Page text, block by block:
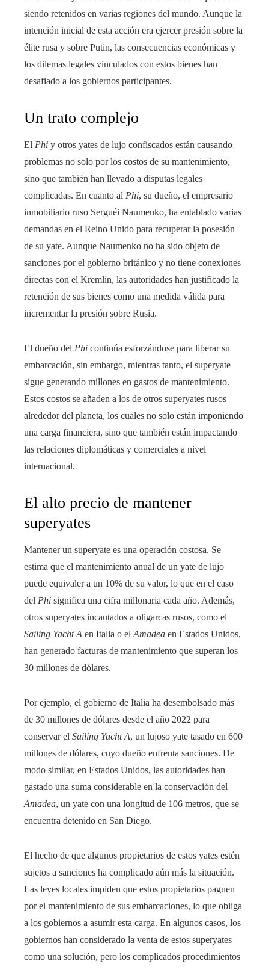
siendo retenidos en varias regiones del mundo. Aunque la
intención inicial de esta acción era ejercer presión sobre la
élite rusa y sobre Putin, las consecuencias económicas y
los dilemas legales vinculados con estos bienes han
desafiado a los gobiernos participantes.
Un trato complejo
El Phi y otros yates de lujo confiscados están causando
problemas no solo por los costos de su mantenimiento,
sino que también han llevado a disputas legales
complicadas. En cuanto al Phi, su dueño, el empresario
inmobiliario ruso Serguéi Naumenko, ha entablado varias
demandas en el Reino Unido para recuperar la posesión
de su yate. Aunque Naumenko no ha sido objeto de
sanciones por el gobierno británico y no tiene conexiones
directas con el Kremlin, las autoridades han justificado la
retención de sus bienes como una medida válida para
incrementar la presión sobre Rusia.
El dueño del Phi continúa esforzándose para liberar su
embarcación, sin embargo, mientras tanto, el superyate
sigue generando millones en gastos de mantenimiento.
Estos costos se añaden a los de otros superyates rusos
alrededor del planeta, los cuales no solo están imponiendo
una carga financiera, sino que también están impactando
las relaciones diplomáticas y comerciales a nivel
internacional.
El alto precio de mantener
superyates
Mantener un superyate es una operación costosa. Se
estima que el mantenimiento anual de un yate de lujo
puede equivaler a un 10% de su valor, lo que en el caso
del Phi significa una cifra millonaria cada año. Además,
otros superyates incautados a oligarcas rusos, como el
Sailing Yacht A en Italia o el Amadea en Estados Unidos,
han generado facturas de mantenimiento que superan los
30 millones de dólares.
Por ejemplo, el gobierno de Italia ha desembolsado más
de 30 millones de dólares desde el año 2022 para
conservar el Sailing Yacht A, un lujoso yate tasado en 600
millones de dólares, cuyo dueño enfrenta sanciones. De
modo similar, en Estados Unidos, las autoridades han
gastado una suma considerable en la conservación del
Amadea, un yate con una longitud de 106 metros, que se
encuentra detenido en San Diego.
El hecho de que algunos propietarios de estos yates estén
sujetos a sanciones ha complicado aún más la situación.
Las leyes locales impiden que estos propietarios paguen
por el mantenimiento de sus embarcaciones, lo que obliga
a los gobiernos a asumir esta carga. En algunos casos, los
gobiernos han considerado la venta de estos superyates
como una solución, pero los complicados procedimientos